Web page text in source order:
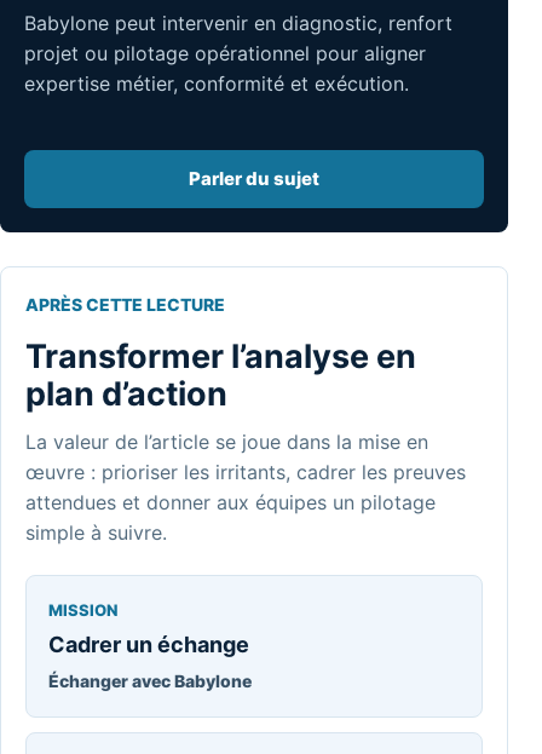
Babylone peut intervenir en diagnostic, renfort
projet ou pilotage opérationnel pour aligner
expertise métier, conformité et exécution.
Parler du sujet
APRÈS CETTE LECTURE
Transformer l’analyse en
plan d’action
La valeur de l’article se joue dans la mise en
œuvre : prioriser les irritants, cadrer les preuves
attendues et donner aux équipes un pilotage
simple à suivre.
MISSION
Cadrer un échange
Échanger avec Babylone